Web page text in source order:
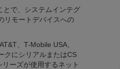
とで、システムインテグ
リモートデバイスへの
、T-Mobile USA、
クにシリアルまたはCS
ーズが使用するネット